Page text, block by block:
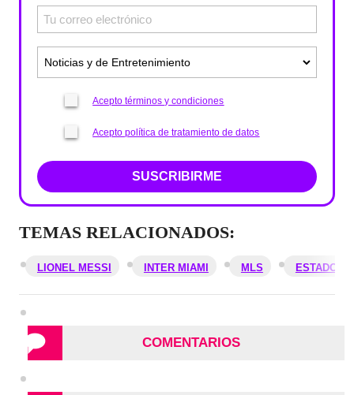
Acepto términos y condiciones
Acepto política de tratamiento de datos
SUSCRIBIRME
TEMAS RELACIONADOS:
LIONEL MESSI INTER MIAMI MLS ESTADOS
COMENTARIOS